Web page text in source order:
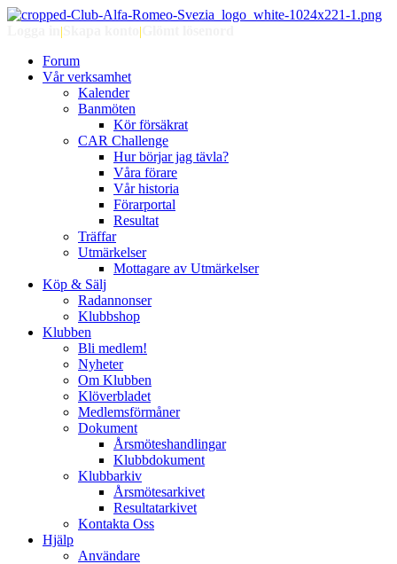
| |
Forum
Vår verksamhet
Kalender
Banmöten
Kör försäkrat
CAR Challenge
Hur börjar jag tävla?
Våra förare
Vår historia
Förarportal
Resultat
Träffar
Utmärkelser
Mottagare av Utmärkelser
Köp & Sälj
Radannonser
Klubbshop
Klubben
Bli medlem!
Nyheter
Om Klubben
Klöverbladet
Medlemsförmåner
Dokument
Årsmöteshandlingar
Klubbdokument
Klubbarkiv
Årsmötesarkivet
Resultatarkivet
Kontakta Oss
Hjälp
Användare